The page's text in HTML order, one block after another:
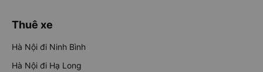
Thuê xe
Hà Nội đi Ninh Bình
Hà Nội đi Hạ Long